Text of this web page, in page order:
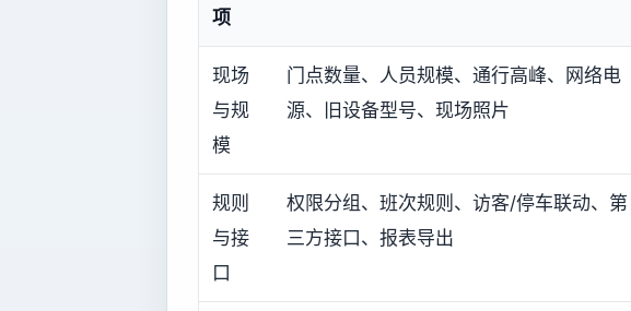
项
现场
与规
模
门点数量、人员规模、通行高峰、网络电
源、旧设备型号、现场照片
规则
与接
口
权限分组、班次规则、访客/停车联动、第
三方接口、报表导出